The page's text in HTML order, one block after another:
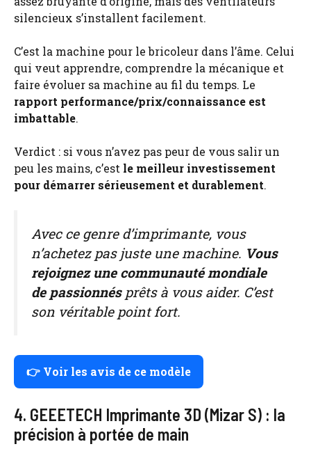
silencieux s’installent facilement.
C’est la machine pour le bricoleur dans l’âme. Celui
qui veut apprendre, comprendre la mécanique et
faire évoluer sa machine au fil du temps. Le
rapport performance/prix/connaissance est
imbattable.
Verdict : si vous n’avez pas peur de vous salir un
peu les mains, c’est le meilleur investissement
pour démarrer sérieusement et durablement.
Avec ce genre d’imprimante, vous
n’achetez pas juste une machine. Vous
rejoignez une communauté mondiale
de passionnésprêts à vous aider. C’est
son véritable point fort.
👉 Voir les avis de ce modèle
4. GEEETECH Imprimante 3D (Mizar S) : la
précision à portée de main